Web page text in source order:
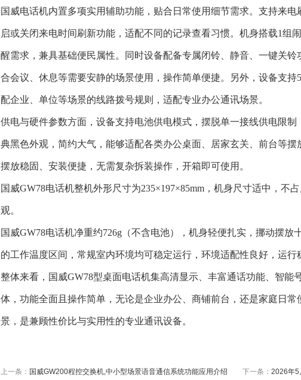
国威电话机内置多项实用辅助功能，贴合日常使用细节需求。支持来
启或关闭来电时间刷新功能，适配不同的记录查看习惯。机身搭载1组
醒需求，兼具基础便民属性。同时设备配备专属闭铃、静音、一键关
合会议、休息等需要安静的场景使用，操作简单便捷。另外，设备支持
配企业、单位等场景的线路拨号规则，适配专业办公通讯场景。
供电与硬件参数方面，设备支持电池供电模式，摆脱单一接线供电限
典黑色外观，简约大气，能够适配各类办公桌面、居家玄关、前台等摆
摆放稳固、安装便捷，无需复杂拆装操作，开箱即可使用。
国威GW78电话机整机外形尺寸为235×197×85mm，机身尺寸适中，不
观。
国威GW78电话机净重约726g（不含电池），机身轻便扎实，挪动摆
的工作温度区间，常规室内环境均可稳定运行，环境适配性良好，运行
整体来看，国威GW78型桌面电话机集高清显示、丰富通话功能、智能
体，功能全面且操作简单，无论是企业办公、商铺前台，还是家庭日
景，是兼顾性价比与实用性的专业通讯设备。
上一条： 国威GW200程控交换机,中小型场景语音通信系统功能应用介绍 下一条： 2026年5